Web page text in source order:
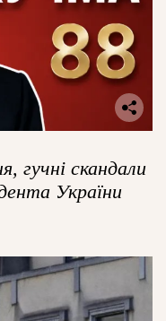
гучні скандали
України